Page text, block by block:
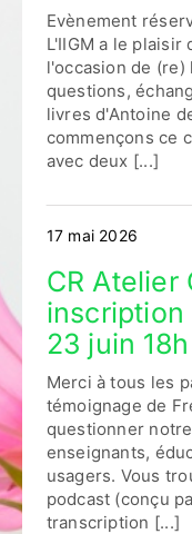
Evènement
L'IIGM a le
l'occasion de
questions,
livres d'Antoine
commençons ce
avec deux [...]
17 mai 2026
CR
inscription
23 juin 18h
Merci à tous les
témoignage de
questionner
enseignants,
usagers. Vous
podcast (conçu
transcription [...]